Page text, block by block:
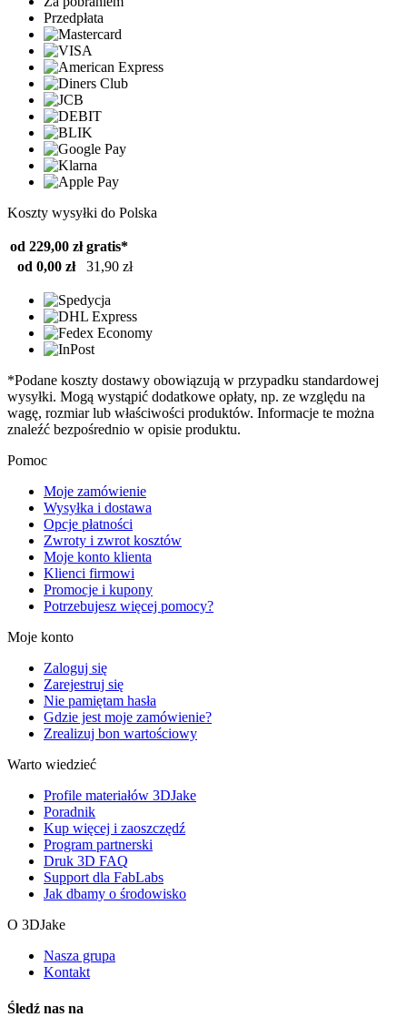
Przedpłata
Koszty wysyłki do Polska
od 229,00 zł gratis*
od 0,00 zł
31,90 zł
*Podane koszty dostawy obowiązują w przypadku standardowej
wysyłki. Mogą wystąpić dodatkowe opłaty, np. ze względu na
wagę, rozmiar lub właściwości produktów. Informacje te można
znaleźć bezpośrednio w opisie produktu.
Pomoc
Moje zamówienie
Wysyłka i dostawa
Opcje płatności
Zwroty i zwrot kosztów
Moje konto klienta
Klienci firmowi
Promocje i kupony
Potrzebujesz więcej pomocy?
Moje konto
Zaloguj się
Zarejestruj się
Nie pamiętam hasła
Gdzie jest moje zamówienie?
Zrealizuj bon wartościowy
Warto wiedzieć
Profile materiałów 3DJake
Poradnik
Kup więcej i zaoszczędź
Program partnerski
Druk 3D FAQ
Support dla FabLabs
Jak dbamy o środowisko
O 3DJake
Nasza grupa
Kontakt
Śledź nas na